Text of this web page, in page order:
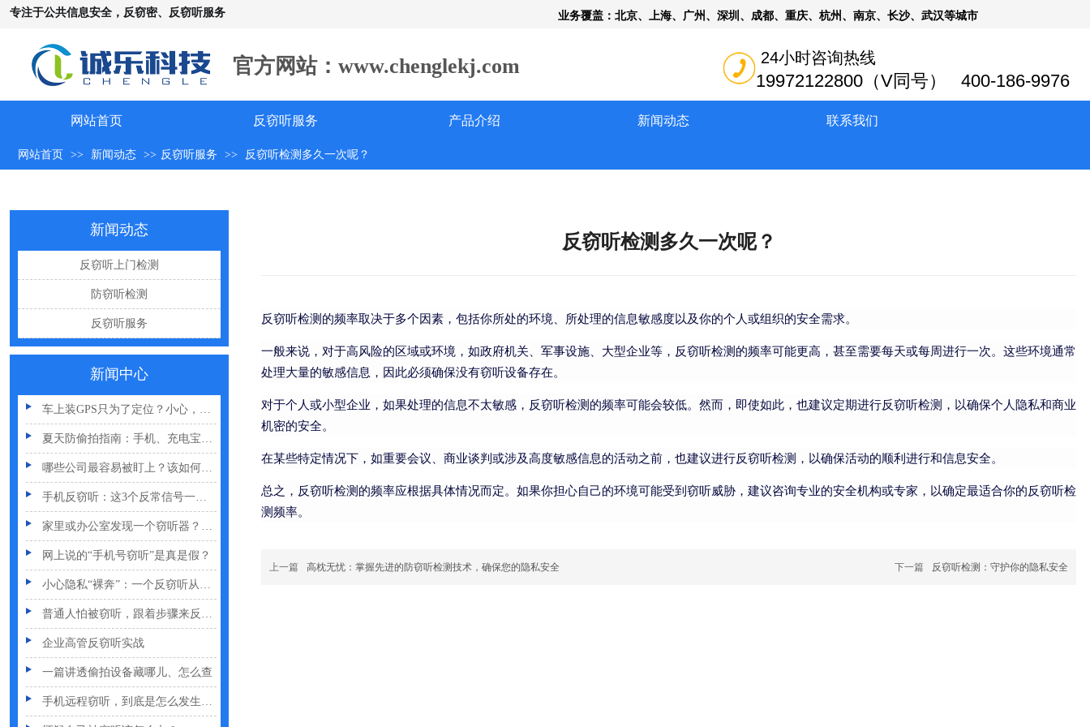
24小时咨询热线
19972122800（V同号） 400-186-9976
业务覆盖：北京、上海、广州、深圳、成都、重庆、杭州、南京、长沙、武汉等城市
专注于公共信息安全，反窃密、反窃听服务
官方网站：www.chenglekj.com
网站首页 反窃听服务 产品介绍 新闻动态 联系我们
网站首页 >> 新闻动态 >> 反窃听服务 >> 反窃听检测多久一次呢？
新闻动态
反窃听上门检测
防窃听检测
反窃听服务
新闻中心
反窃听中有哪些常见的误区
网购“反窃听神器”为何总翻车？
反窃听检测的用处
办公室哪些东西暗藏窃密风险
手机麦克风窃听，关掉权限就安全了吗？
偷拍黑产屡禁不止：藏匿点、高发场景与实用防拍指南
网上说的“手机号窃听”是真是假？
企业高管反窃听实战
一篇讲透偷拍设备藏哪儿、怎么查
怀疑自己被窃听该怎么办？
反窃听检测多久一次呢？
反窃听检测的频率取决于多个因素，包括你所处的环境、所处理的信息敏感度以及你的个人或组织的安全需求。
一般来说，对于高风险的区域或环境，如政府机关、军事设施、大型企业等，反窃听检测的频率可能更高，甚至需要每天或每周进行一次。这些环境通常
处理大量的敏感信息，因此必须确保没有窃听设备存在。
对于个人或小型企业，如果处理的信息不太敏感，反窃听检测的频率可能会较低。然而，即使如此，也建议定期进行反窃听检测，以确保个人隐私和商业
机密的安全。
在某些特定情况下，如重要会议、商业谈判或涉及高度敏感信息的活动之前，也建议进行反窃听检测，以确保活动的顺利进行和信息安全。
总之，反窃听检测的频率应根据具体情况而定。如果你担心自己的环境可能受到窃听威胁，建议咨询专业的安全机构或专家，以确定最适合你的反窃听检
测频率。
上一篇 高枕无忧：掌握先进的防窃听检测技术，确保您的隐私安全 下一篇 反窃听检测：守护你的隐私安全